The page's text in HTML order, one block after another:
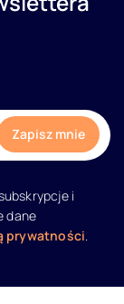
i
dane
prywatności.